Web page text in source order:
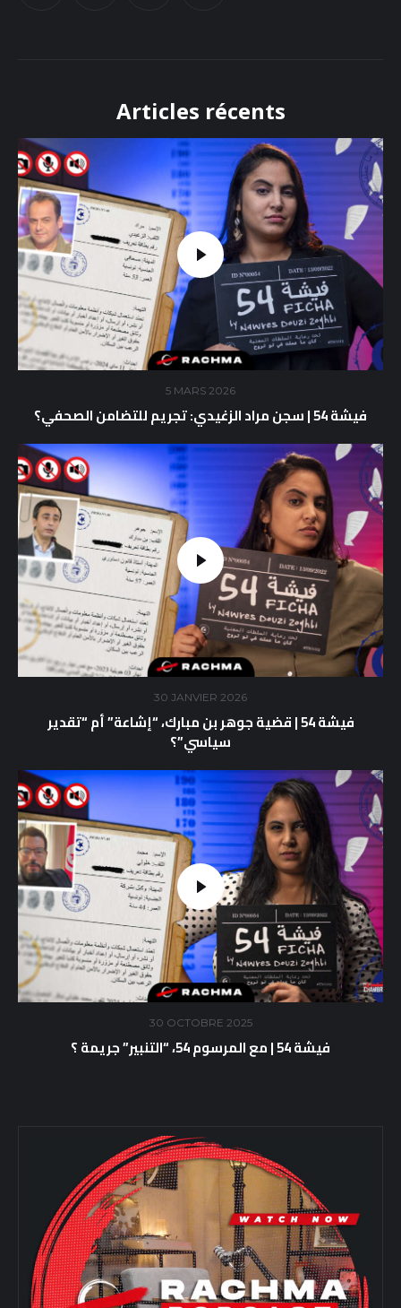
Articles récents
5 MARS 2026
فيشة 54 | سجن مراد الزغيدي: تجريم للتضامن الصحفي؟
30 JANVIER 2026
فيشة 54 | قضية جوهر بن مبارك، “إشاعة” أم “تقدير
سياسي”؟
30 OCTOBRE 2025
فيشة 54 | مع المرسوم 54، “التنبير” جريمة ؟